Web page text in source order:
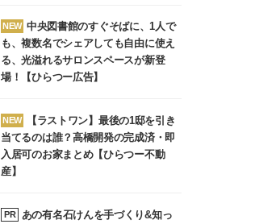
NEW 中央図書館のすぐそばに、1人で
も、複数名でシェアしても自由に使え
る、光溢れるサロンスペースが新登
場！【ひらつー広告】
NEW
【ラストワン】最後の1邸を引き
当てるのは誰？高橋開発の完成済・即
入居可のお家まとめ【ひらつー不動
産】
PR
あの有名石けんを手づくり&知っ